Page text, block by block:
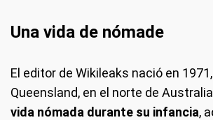
Una vida de nómade
El editor de Wikileaks nació en
Queensland, en el norte de
vida nómada durante su infancia,